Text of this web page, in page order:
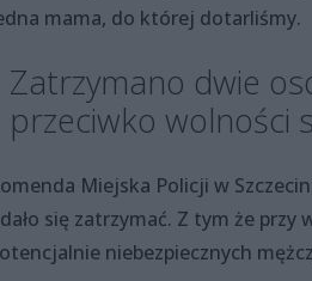
mama, do której dotarliśmy.
Zatrzymano dwie
przeciwko wolności
Miejska Policji w
się zatrzymać. Z tym że
niebezpiecznych